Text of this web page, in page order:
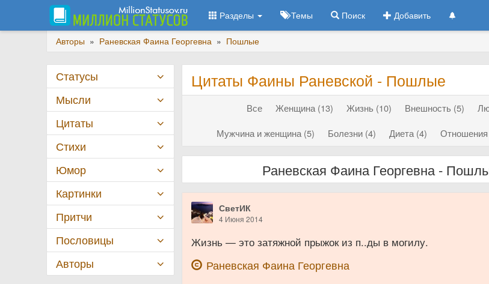
Разделы Темы Поиск Добавить
Авторы » Раневская Фаина Георгевна » Пошлые
Цитаты Фаины Раневской - Пошлые
Все Женщина (13) Жизнь (10) Внешность (5)
Мужчина и женщина (5)
Болезни (4) Диета (4) Отношения
Раневская Фаина Георгевна -
СветИК
4 Июня 2014
Жизнь — это затяжной прыжок из п..ды в могилу.
Раневская Фаина Георгевна
Статусы
Мысли
Цитаты
Стихи
Юмор
Картинки
Притчи
Пословицы
Авторы